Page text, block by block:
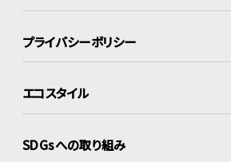
プライバシーポリシー
エコスタイル
SDGsへの取り組み